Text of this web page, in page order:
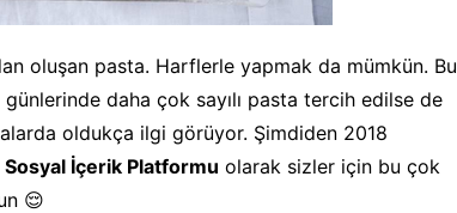
oluşan pasta. Harflerle yapmak da mümkün. Bu
daha çok sayılı pasta tercih edilse de
oldukça ilgi görüyor. Şimdiden 2018
İçerik Platformu olarak sizler için bu çok
😌